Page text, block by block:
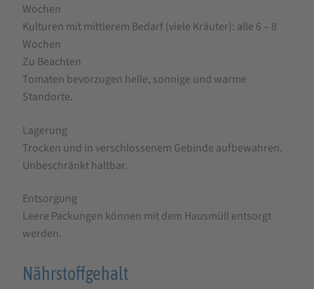
Wochen
Kulturen mit mittlerem Bedarf (viele Kräuter): alle 6 – 8
Wochen
Zu Beachten
Tomaten bevorzugen helle, sonnige und warme
Standorte.
Lagerung
Trocken und in verschlossenem Gebinde aufbewahren.
Unbeschränkt haltbar.
Entsorgung
Leere Packungen können mit dem Hausmüll entsorgt
werden.
Nährstoffgehalt